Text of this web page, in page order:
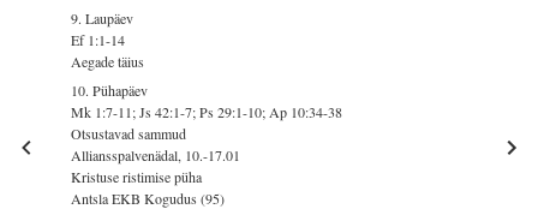
9. Laupäev
Ef 1:1-14
Aegade täius
10. Pühapäev
Mk 1:7-11; Js 42:1-7; Ps 29:1-10; Ap 10:34-38
Otsustavad sammud
Alliansspalvenädal, 10.-17.01
Kristuse ristimise püha
Antsla EKB Kogudus (95)